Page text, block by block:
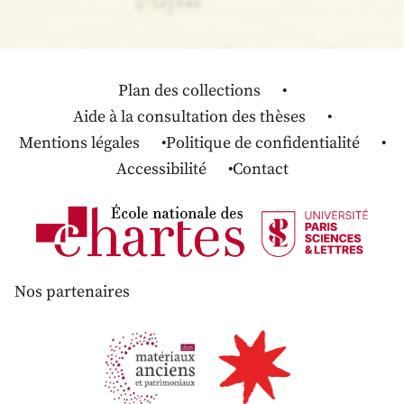
Plan des collections
Aide à la consultation des thèses
Mentions légales
Politique de confidentialité
Accessibilité
Contact
Nos partenaires